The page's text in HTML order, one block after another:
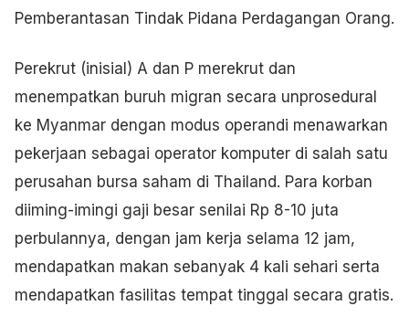
Pemberantasan Tindak Pidana Perdagangan Orang.
Perekrut (inisial) A dan P merekrut dan
menempatkan buruh migran secara unprosedural
ke Myanmar dengan modus operandi menawarkan
pekerjaan sebagai operator komputer di salah satu
perusahan bursa saham di Thailand. Para korban
diiming-imingi gaji besar senilai Rp 8-10 juta
perbulannya, dengan jam kerja selama 12 jam,
mendapatkan makan sebanyak 4 kali sehari serta
mendapatkan fasilitas tempat tinggal secara gratis.